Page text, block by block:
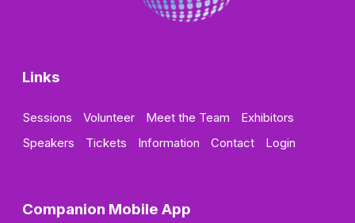
Links
Sessions Volunteer Meet the Team
Exhibitors
Speakers
Tickets Information Contact Login
Companion Mobile App